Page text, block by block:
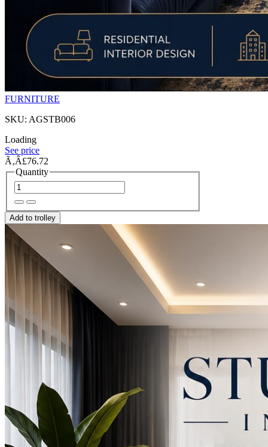
FURNITURE
SKU: AGSTB006
Loading
See price
Ã‚Â£76.72
Quantity
Add to trolley